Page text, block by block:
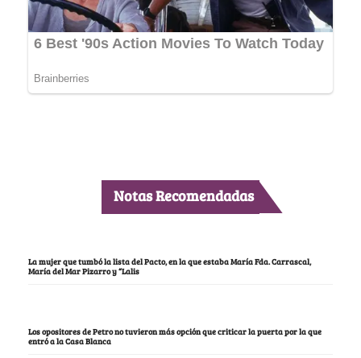
Notas Recomendadas
La mujer que tumbó la lista del Pacto, en la que estaba María Fda. Carrascal,
María del Mar Pizarro y “Lalis
Los opositores de Petro no tuvieron más opción que criticar la puerta por la que
entró a la Casa Blanca